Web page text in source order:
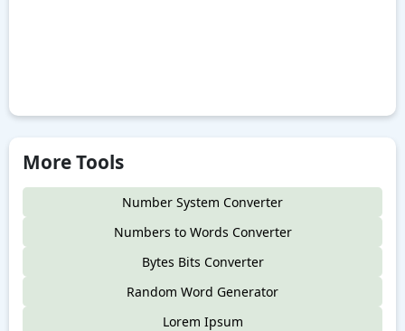
More Tools
Number System Converter
Numbers to Words Converter
Bytes Bits Converter
Random Word Generator
Lorem Ipsum